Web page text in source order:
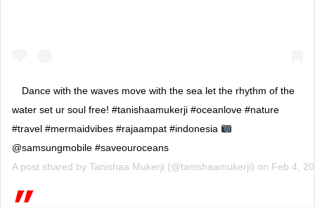
Dance with the waves move with the sea let the rhythm of the
water set ur soul free! #tanishaamukerji #oceanlove #nature
#travel #mermaidvibes #rajaampat #indonesia
@samsungmobile #saveouroceans
A post shared by Tanishaa Mukerji (@tanishaamukerji) on Feb 4,